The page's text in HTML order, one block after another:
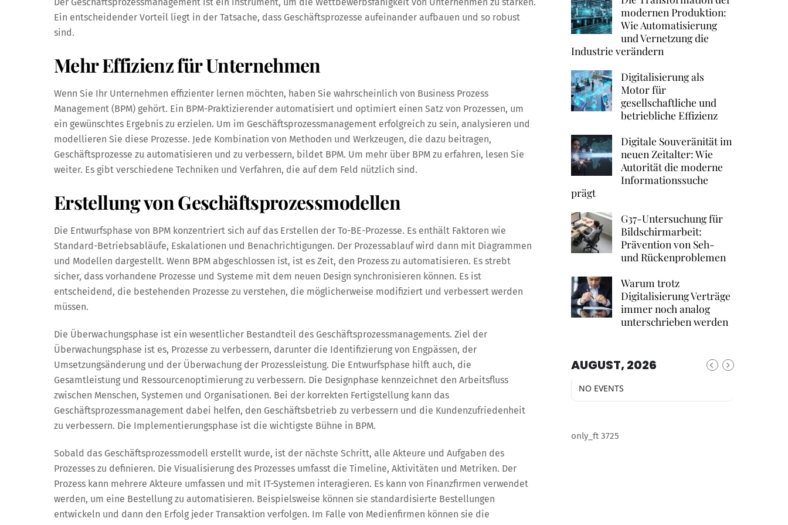
Der Geschäftsprozessmanagement ist ein Instrument, um die Wettbewerbsfähigkeit von Unternehmen zu stärken.
Ein entscheidender Vorteil liegt in der Tatsache, dass Geschäftsprozesse aufeinander aufbauen und so robust
sind.
Mehr Effizienz für Unternehmen
Wenn Sie Ihr Unternehmen effizienter lernen möchten, haben Sie wahrscheinlich von Business Prozess
Management (BPM) gehört. Ein BPM-Praktizierender automatisiert und optimiert einen Satz von Prozessen, um
ein gewünschtes Ergebnis zu erzielen. Um im Geschäftsprozessmanagement erfolgreich zu sein, analysieren und
modellieren Sie diese Prozesse. Jede Kombination von Methoden und Werkzeugen, die dazu beitragen,
Geschäftsprozesse zu automatisieren und zu verbessern, bildet BPM. Um mehr über BPM zu erfahren, lesen Sie
weiter. Es gibt verschiedene Techniken und Verfahren, die auf dem Feld nützlich sind.
Erstellung von Geschäftsprozessmodellen
Die Entwurfsphase von BPM konzentriert sich auf das Erstellen der To-BE-Prozesse. Es enthält Faktoren wie
Standard-Betriebsabläufe, Eskalationen und Benachrichtigungen. Der Prozessablauf wird dann mit Diagrammen
und Modellen dargestellt. Wenn BPM abgeschlossen ist, ist es Zeit, den Prozess zu automatisieren. Es strebt
sicher, dass vorhandene Prozesse und Systeme mit dem neuen Design synchronisieren können. Es ist
entscheidend, die bestehenden Prozesse zu verstehen, die möglicherweise modifiziert und verbessert werden
müssen.
Die Überwachungsphase ist ein wesentlicher Bestandteil des Geschäftsprozessmanagements. Ziel der
Überwachungsphase ist es, Prozesse zu verbessern, darunter die Identifizierung von Engpässen, der
Umsetzungsänderung und der Überwachung der Prozessleistung. Die Entwurfsphase hilft auch, die
Gesamtleistung und Ressourcenoptimierung zu verbessern. Die Designphase kennzeichnet den Arbeitsfluss
zwischen Menschen, Systemen und Organisationen. Bei der korrekten Fertigstellung kann das
Geschäftsprozessmanagement dabei helfen, den Geschäftsbetrieb zu verbessern und die Kundenzufriedenheit
zu verbessern. Die Implementierungsphase ist die wichtigste Bühne in BPM.
Sobald das Geschäftsprozessmodell erstellt wurde, ist der nächste Schritt, alle Akteure und Aufgaben des
Prozesses zu definieren. Die Visualisierung des Prozesses umfasst die Timeline, Aktivitäten und Metriken. Der
Prozess kann mehrere Akteure umfassen und mit IT-Systemen interagieren. Es kann von Finanzfirmen verwendet
werden, um eine Bestellung zu automatisieren. Beispielsweise können sie standardisierte Bestellungen
entwickeln und dann den Erfolg jeder Transaktion verfolgen. Im Falle von Medienfirmen können sie die
modernen Produktion:
Wie Automatisierung
und Vernetzung die
Industrie verändern
Digitalisierung als
Motor für
gesellschaftliche und
betriebliche Effizienz
Digitale Souveränität im
neuen Zeitalter: Wie
Autorität die moderne
Informationssuche
prägt
G37-Untersuchung für
Bildschirmarbeit:
Prävention von Seh-
und Rückenproblemen
Warum trotz
Digitalisierung Verträge
immer noch analog
unterschrieben werden
AUGUST, 2026
NO EVENTS
only_ft 3725